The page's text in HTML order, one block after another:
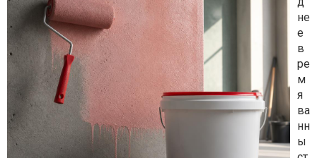
не
е
в
ре
м
я
ва
нн
ы